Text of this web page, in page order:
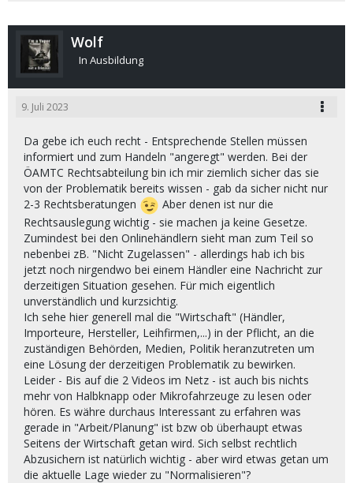
Wolf
In Ausbildung
9. Juli 2023
Da gebe ich euch recht - Entsprechende Stellen müssen
informiert und zum Handeln "angeregt" werden. Bei der
ÖAMTC Rechtsabteilung bin ich mir ziemlich sicher das sie
von der Problematik bereits wissen - gab da sicher nicht nur
2-3 Rechtsberatungen
Aber denen ist nur die
Rechtsauslegung wichtig - sie machen ja keine Gesetze.
Zumindest bei den Onlinehändlern sieht man zum Teil so
nebenbei zB. "Nicht Zugelassen" - allerdings hab ich bis
jetzt noch nirgendwo bei einem Händler eine Nachricht zur
derzeitigen Situation gesehen. Für mich eigentlich
unverständlich und kurzsichtig.
Ich sehe hier generell mal die "Wirtschaft" (Händler,
Importeure, Hersteller, Leihfirmen,...) in der Pflicht, an die
zuständigen Behörden, Medien, Politik heranzutreten um
eine Lösung der derzeitigen Problematik zu bewirken.
Leider - Bis auf die 2 Videos im Netz - ist auch bis nichts
mehr von Halbknapp oder Mikrofahrzeuge zu lesen oder
hören. Es währe durchaus Interessant zu erfahren was
gerade in "Arbeit/Planung" ist bzw ob überhaupt etwas
Seitens der Wirtschaft getan wird. Sich selbst rechtlich
Abzusichern ist natürlich wichtig - aber wird etwas getan um
die aktuelle Lage wieder zu "Normalisieren"?